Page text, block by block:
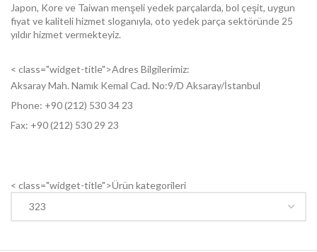
Japon, Kore ve Taiwan menşeli yedek parçalarda, bol çeşit, uygun
fiyat ve kaliteli hizmet sloganıyla, oto yedek parça sektöründe 25
yıldır hizmet vermekteyiz.
< class="widget-title">Adres Bilgilerimiz:
Aksaray Mah. Namık Kemal Cad. No:9/D Aksaray/İstanbul
Phone: +90 (212) 530 34 23
Fax: +90 (212) 530 29 23
< class="widget-title">Ürün kategorileri